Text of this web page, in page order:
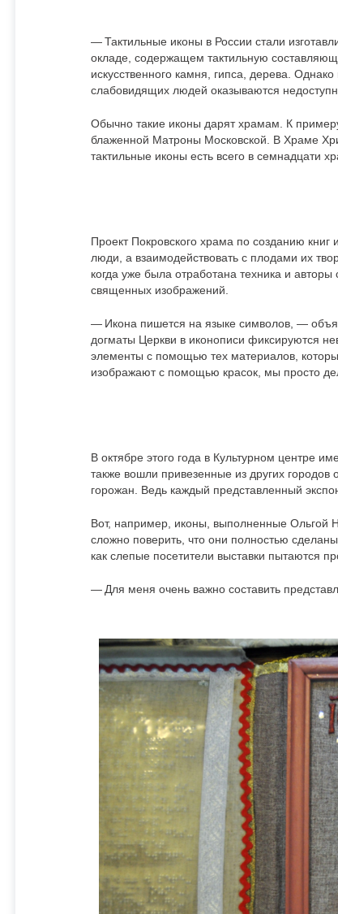
— Тактильные иконы в России стали
окладе, содержащем тактильную
искусственного камня, гипса, дерева.
слабовидящих людей оказываются
Обычно такие иконы дарят храмам. К
блаженной Матроны Московской. В Храме
тактильные иконы есть всего в семнадцати
Проект Покровского храма по созданию книг
люди, а взаимодействовать с плодами их
когда уже была отработана техника и
священных изображений.
— Икона пишется на языке символов, —
догматы Церкви в иконописи фиксируются
элементы с помощью тех материалов,
изображают с помощью красок, мы просто
В октябре этого года в Культурном центре
также вошли привезенные из других
горожан. Ведь каждый представленный
Вот, например, иконы, выполненные Ольгой
сложно поверить, что они полностью
как слепые посетители выставки пытаются
— Для меня очень важно составить